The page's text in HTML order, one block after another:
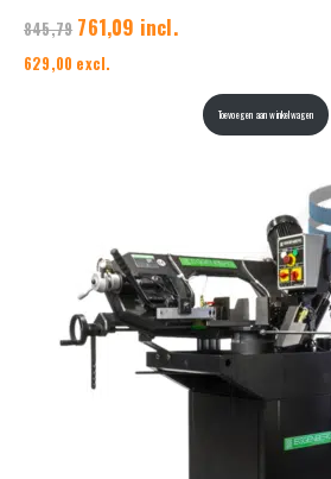
845,79 761,09 incl.
629,00 excl.
Toevoegen aan winkelwagen